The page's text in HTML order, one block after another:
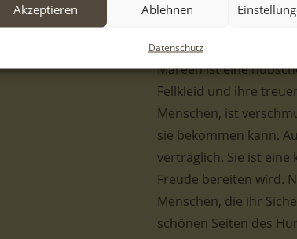
Akzeptieren Ablehnen
Datenschutz
Grund, warum sie ins
wenn auch der Rest
Mareen ist eine
Fellkleid und ihre
Menschen, ist
sie bekommen kann.
verträglich. Sie ist
Freude bereiten wird.
Menschen, die ihr
schönen Seiten des